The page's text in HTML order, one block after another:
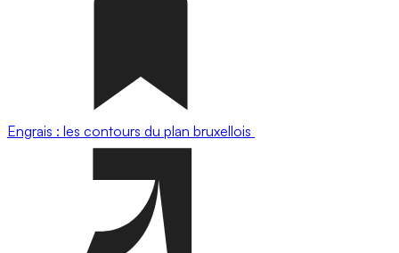
Engrais : les contours du plan bruxellois